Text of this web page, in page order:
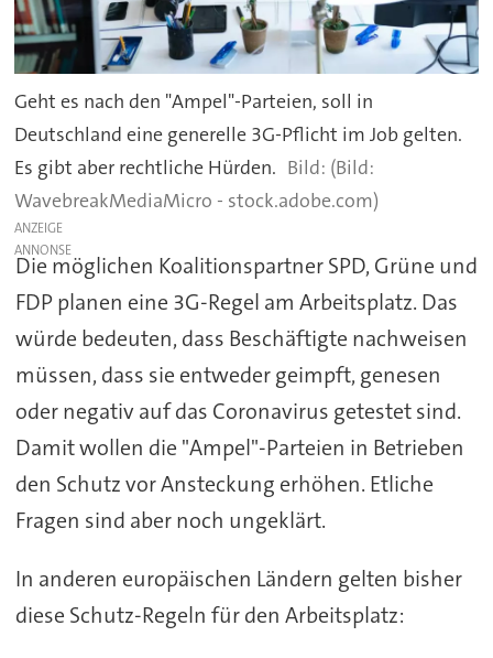
Geht es nach den "Ampel"-Parteien, soll in
Deutschland eine generelle 3G-Pflicht im Job gelten.
Es gibt aber rechtliche Hürden.
(Bild:
WavebreakMediaMicro - stock.adobe.com)
ANZEIGE
Die möglichen Koalitionspartner SPD, Grüne und
FDP planen eine 3G-Regel am Arbeitsplatz. Das
würde bedeuten, dass Beschäftigte nachweisen
müssen, dass sie entweder geimpft, genesen
oder negativ auf das Coronavirus getestet sind.
Damit wollen die "Ampel"-Parteien in Betrieben
den Schutz vor Ansteckung erhöhen. Etliche
Fragen sind aber noch ungeklärt.
In anderen europäischen Ländern gelten bisher
diese Schutz-Regeln für den Arbeitsplatz: